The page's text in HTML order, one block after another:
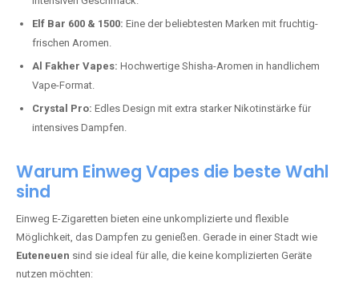
Elf Bar 600 & 1500: Eine der beliebtesten Marken mit fruchtig-
frischen Aromen.
Al Fakher Vapes: Hochwertige Shisha-Aromen in handlichem
Vape-Format.
Crystal Pro: Edles Design mit extra starker Nikotinstärke für
intensives Dampfen.
Warum Einweg Vapes die beste Wahl
sind
Einweg E-Zigaretten bieten eine unkomplizierte und flexible
Möglichkeit, das Dampfen zu genießen. Gerade in einer Stadt wie
Euteneuen sind sie ideal für alle, die keine komplizierten Geräte
nutzen möchten: